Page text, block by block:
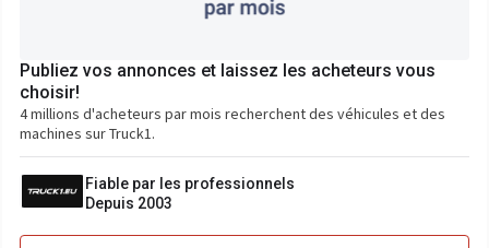
Publiez vos annonces et laissez les acheteurs vous
choisir!
4 millions d'acheteurs par mois recherchent des véhicules et des
machines sur Truck1.
Fiable par les professionnels
Depuis 2003